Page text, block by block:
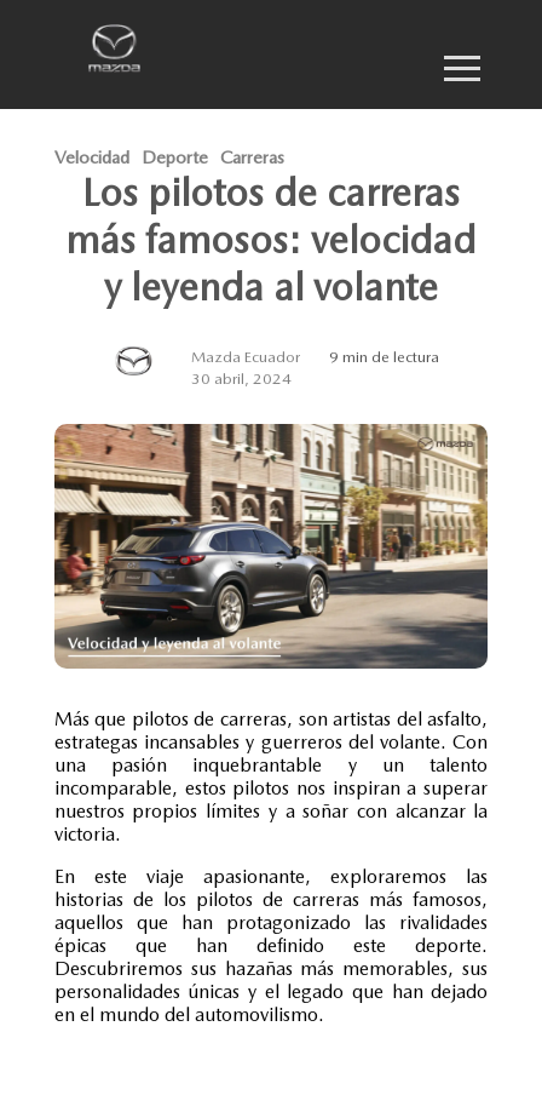
Velocidad Deporte Carreras
Los pilotos de carreras
más famosos: velocidad
y leyenda al volante
Mazda Ecuador
30 abril, 2024
9 min de lectura
Más que pilotos de carreras, son artistas del asfalto,
estrategas incansables y guerreros del volante. Con
una pasión inquebrantable y un talento
incomparable, estos pilotos nos inspiran a superar
nuestros propios límites y a soñar con alcanzar la
victoria.
En este viaje apasionante, exploraremos las
historias de los pilotos de carreras más famosos,
aquellos que han protagonizado las rivalidades
épicas que han definido este deporte.
Descubriremos sus hazañas más memorables, sus
personalidades únicas y el legado que han dejado
en el mundo del automovilismo.